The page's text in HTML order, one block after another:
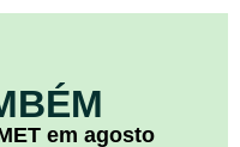
em agosto